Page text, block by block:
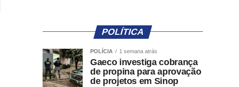
POLÍTICA
POLÍCIA 1 semana atrás
Gaeco investiga cobrança
de propina para aprovação
de projetos em Sinop